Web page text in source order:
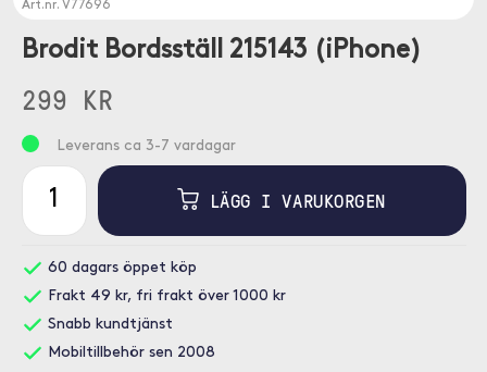
Art.nr. V77696
Brodit Bordsställ 215143 (iPhone)
299 KR
Leverans ca 3-7 vardagar
LÄGG I VARUKORGEN
60 dagars öppet köp
Frakt 49 kr, fri frakt över 1000 kr
Snabb kundtjänst
Mobiltillbehör sen 2008